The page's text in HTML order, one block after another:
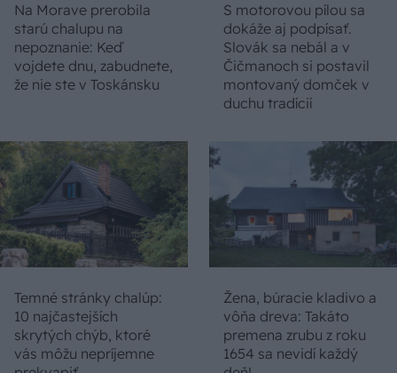
Na Morave prerobila
starú chalupu na
nepoznanie: Keď
vojdete dnu, zabudnete,
že nie ste v Toskánsku
S motorovou pílou sa
dokáže aj podpísať.
Slovák sa nebál a v
Čičmanoch si postavil
montovaný domček v
duchu tradícií
Temné stránky chalúp:
10 najčastejších
skrytých chýb, ktoré
vás môžu nepríjemne
Žena, búracie kladivo a
vôňa dreva: Takáto
premena zrubu z roku
1654 sa nevidí každý